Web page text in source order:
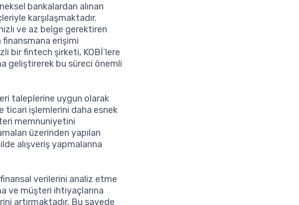
bankalardan alınan
karşılaşmaktadır.
ve az belge gerektiren
erişimi
bir fintech şirketi, KOBİ’lere
geliştirerek bu süreci önemli
taleplerine uygun olarak
işlemlerini daha esnek
memnuniyetini
üzerinden yapılan
alışveriş yapmalarına
verilerini analiz etme
ve müşteri ihtiyaçlarına
artırmaktadır. Bu sayede